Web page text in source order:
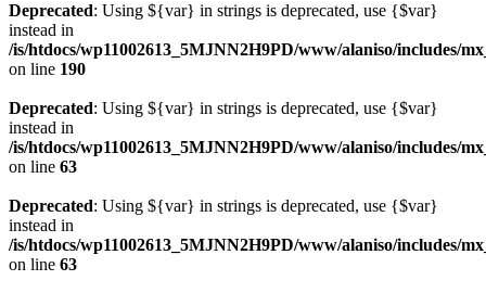
Deprecated: Using ${var} in strings is deprecated, use {$var}
instead in
/is/htdocs/wp11002613_5MJNN2H9PD/www/alaniso/includes/
on line 190
Deprecated: Using ${var} in strings is deprecated, use {$var}
instead in
/is/htdocs/wp11002613_5MJNN2H9PD/www/alaniso/includes/
on line 63
Deprecated: Using ${var} in strings is deprecated, use {$var}
instead in
/is/htdocs/wp11002613_5MJNN2H9PD/www/alaniso/includes/
on line 63